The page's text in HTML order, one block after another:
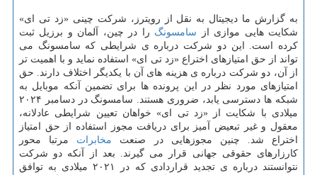
به گزارش ما دیجیتال به نقل از رویترز، شرکت چینی «زد تی ای»
شکایت هایی موازی از سامسونگ را در چین، آلمان و برزیل ثبت
کرده است. این دو شرکت درباره ی شرایطی که سامسونگ می
تواند از حق امتیازهای اختراع «زد تی ای» استفاده نماید و با اهمیت تر
از آن، دو شرکت درباره ی هزینه های آن با یکدیگر اختلاف دارند. حق
امتیازهای مورد نظر در این پرونده ها برای تضمین آنکه موبایل به
شبکه ها دسترسی یابد، ضروری هستند. سامسونگ در دسامبر ۲۰۲۴
میلادی با شکایت از «زد تی ای» خواهان تعیین شرایطی عادلانه،
معقول و غیر تبعیض آمیز برای دریافت مجوز استفاده از حق امتیاز
اختراع شد. چنین مجوزهایی در صنعت مخابرات مرتبا محور
کارزارهای حقوقی جهانی قرار می گیرند. بعد از آنکه دو شرکت
نتوانستند درباره ی تجدید قراردادی که در ۲۰۲۱ میلادی به توافق